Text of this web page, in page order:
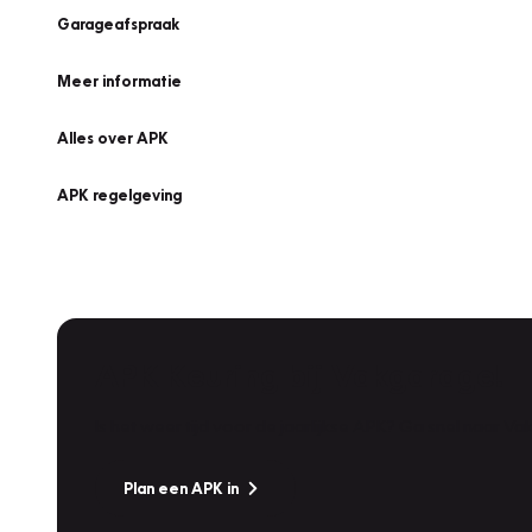
Garageafspraak
Meer informatie
Alles over APK
APK regelgeving
Plan een APK in